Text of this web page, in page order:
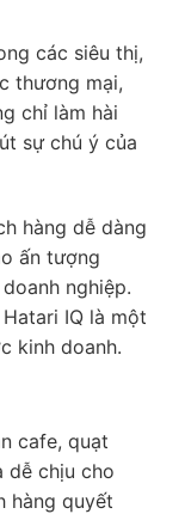
các siêu thị,
thương mại,
chỉ làm hài
sự chú ý của
hàng dễ dàng
ấn tượng
nghiệp.
IQ là một
kinh doanh.
cafe, quạt
dễ chịu cho
hàng quyết